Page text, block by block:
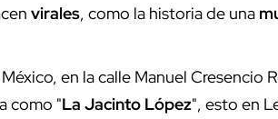
virales, como la historia de una
en la calle Manuel Cresencio
como "La Jacinto López", esto en